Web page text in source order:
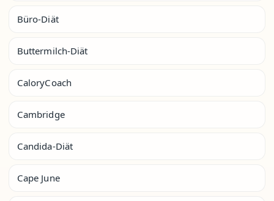
Büro-Diät
Buttermilch-Diät
CaloryCoach
Cambridge
Candida-Diät
Cape June